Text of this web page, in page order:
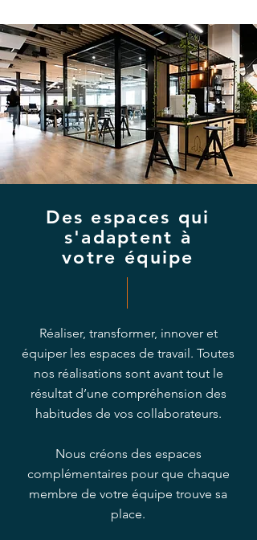
Des espaces qui
s'adaptent à
votre équipe
Réaliser, transformer, innover et
équiper les espaces de travail. Toutes
nos réalisations sont avant tout le
résultat d’une compréhension des
habitudes de vos collaborateurs.
Nous créons des espaces
complémentaires pour que chaque
membre de votre équipe trouve sa
place.